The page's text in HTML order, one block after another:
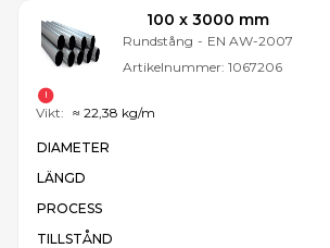
100 x 3000 mm
Rundstång - EN AW-2007
Artikelnummer: 1067206
DIAMETER
LÄNGD
PROCESS
TILLSTÅND
Vikt: ≈ 22,38 kg/m